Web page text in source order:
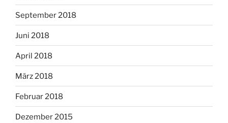
September 2018
Juni 2018
April 2018
März 2018
Februar 2018
Dezember 2015